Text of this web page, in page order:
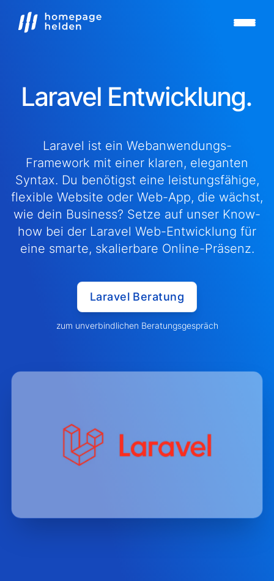
Laravel Entwicklung.
Laravel ist ein Webanwendungs-
Framework mit einer klaren, eleganten
Syntax. Du benötigst eine leistungsfähige,
flexible Website oder Web-App, die wächst,
wie dein Business? Setze auf unser Know-
how bei der Laravel Web-Entwicklung für
eine smarte, skalierbare Online-Präsenz.
Laravel Beratung
zum unverbindlichen Beratungsgespräch